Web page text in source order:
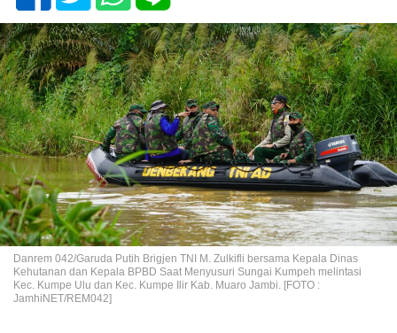
Danrem 042/Garuda Putih Brigjen TNI M. Zulkifli bersama Kepala Dinas
Kehutanan dan Kepala BPBD Saat Menyusuri Sungai Kumpeh melintasi
Kec. Kumpe Ulu dan Kec. Kumpe Ilir Kab. Muaro Jambi. [FOTO :
JamhiNET/REM042]